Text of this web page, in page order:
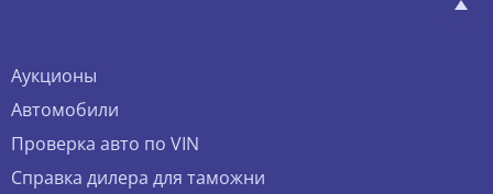
Аукционы
Автомобили
Проверка авто по VIN
Справка дилера для таможни